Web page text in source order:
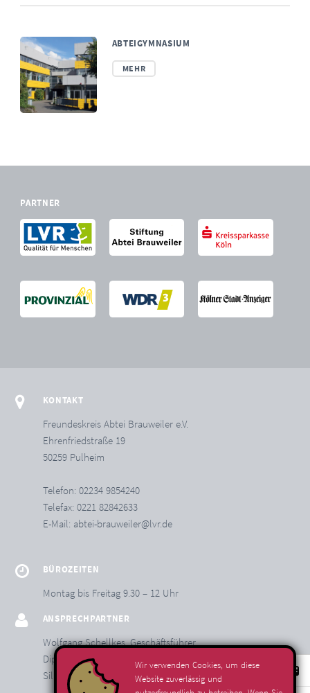
ABTEIGYMNASIUM
MEHR
PARTNER
KONTAKT
Freundeskreis Abtei Brauweiler e.V.
Ehrenfriedstraße 19
50259 Pulheim
Telefon: 02234 9854240
Telefax: 0221 82842633
E-Mail: abtei-brauweiler@lvr.de
BÜROZEITEN
Montag bis Freitag 9.30 – 12 Uhr
ANSPRECHPARTNER
Wolfgang Schellkes, Geschäftsführer
Dipl.-Kfm. (FH) David Kotkowski, Geschäftsstelle
Silke Lingenberg M.A., Geschäftsstelle
Wir verwenden Cookies, um diese
Website zuverlässig und